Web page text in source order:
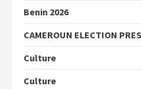
Benin 2026
CAMEROUN ELECTION
Culture
Culture